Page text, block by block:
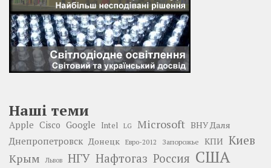
Наші теми
Apple Cisco Google Intel LG Microsoft ВНУ Даля
Днепропетровск Донецк Евро-2012 Запорожье КПИ Киев
Крым Львов НГУ Нафтогаз Россия США